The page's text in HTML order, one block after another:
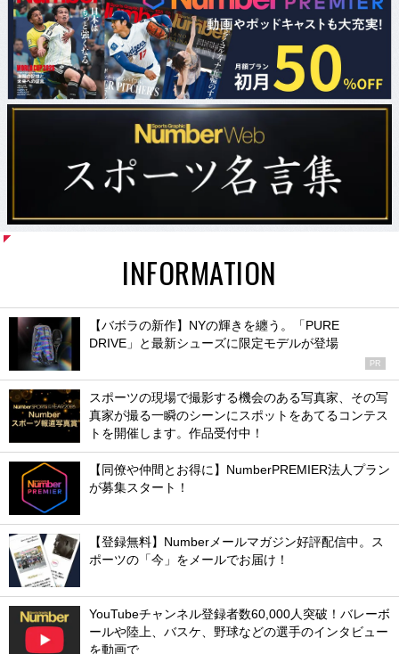
INFORMATION
【バボラの新作】NYの輝きを纏う。「PURE
DRIVE」と最新シューズに限定モデルが登場
PR
スポーツの現場で撮影する機会のある写真家、その写
真家が撮る一瞬のシーンにスポットをあてるコンテス
トを開催します。作品受付中！
【同僚や仲間とお得に】NumberPREMIER法人プラン
が募集スタート！
【登録無料】Numberメールマガジン好評配信中。ス
ポーツの「今」をメールでお届け！
YouTubeチャンネル登録者数60,000人突破！バレーボ
ールや陸上、バスケ、野球などの選手のインタビュー
を動画で